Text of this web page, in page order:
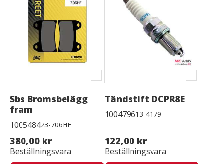
Sbs Bromsbelägg
fram
100548423-706HF
380,00 kr
Beställningsvara
Tändstift DCPR8E
100479613-4179
122,00 kr
Beställningsvara